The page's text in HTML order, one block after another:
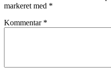
markeret med *
Kommentar *